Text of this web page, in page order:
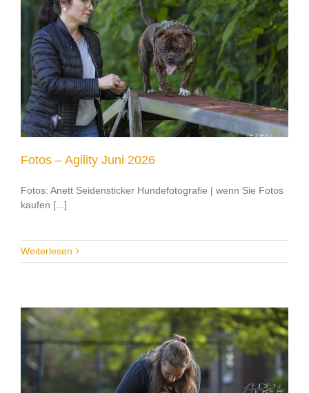
Fotos – Agility Juni 2026
Fotos: Anett Seidensticker Hundefotografie | wenn Sie Fotos
kaufen [...]
Weiterlesen